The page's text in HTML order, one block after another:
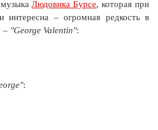
музыкаЛюдовика Бурсе, которая при
интересна – огромная редкость в
– "George Valentin":
: